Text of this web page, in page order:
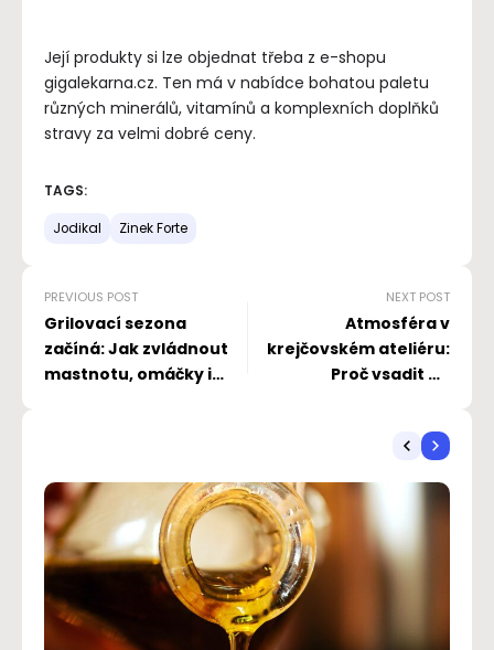
Její produkty si lze objednat třeba z e-shopu
gigalekarna.cz. Ten má v nabídce bohatou paletu
různých minerálů, vitamínů a komplexních doplňků
stravy za velmi dobré ceny.
TAGS:
Jodikal Zinek Forte
PREVIOUS POST
Grilovací sezona
začíná: Jak zvládnout
mastnotu, omáčky i
NEXT POST
Atmosféra v
krejčovském ateliéru:
Proč vsadit na